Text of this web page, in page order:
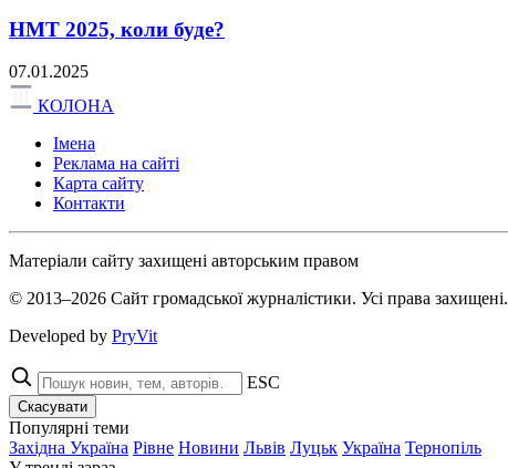
НМТ 2025, коли буде?
07.01.2025
КОЛОНА
Імена
Реклама на сайті
Карта сайту
Контакти
Матеріали сайту захищені авторським правом
© 2013–2026 Сайт громадської журналістики. Усі права захищені.
Developed by PryVit
ESC
Скасувати
Популярні теми
Західна Україна Рівне Новини Львів Луцьк Україна Тернопіль